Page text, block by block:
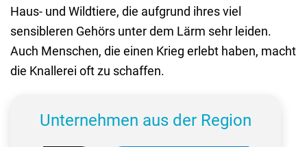
Haus- und Wildtiere, die aufgrund ihres viel
sensibleren Gehörs unter dem Lärm sehr leiden.
Auch Menschen, die einen Krieg erlebt haben, macht
die Knallerei oft zu schaffen.
Unternehmen aus der Region